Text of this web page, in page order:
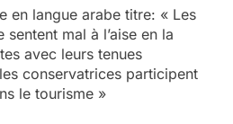
en langue arabe titre: « Les
mal à l’aise en la
avec leurs tenues
conservatrices participent
le tourisme »